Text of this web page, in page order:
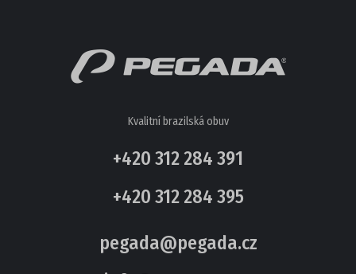
Kvalitní brazilská obuv
+420 312 284 391
+420 312 284 395
pegada@pegada.cz